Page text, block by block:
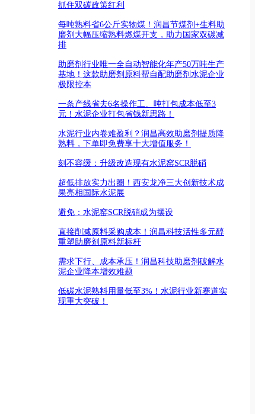
抓住双碳政策红利
每吨熟料省6公斤实物煤！润昌节煤剂+生料助
磨剂大幅压缩熟料燃煤开支，助力国家双碳减
排
助磨剂行业唯一全自动智能化年产50万吨生产
基地！这款助磨剂原料帮自配助磨剂水泥企业
极限控本
一条产线省去6名操作工、吨打包成本低至3
元！水泥企业打包省钱新思路！
水泥行业内卷难盈利？润昌高效助磨剂提质降
熟料，下单即免费享十大增值服务！
刻不容缓：升级改造现有水泥窑SCR脱硝
超低排放实力出圈！西安龙净三大创新技术成
果亮相国际水泥展
避免：水泥窑SCR脱硝成为摆设
直接削减原料采购成本！润昌科技活性多元醇
重塑助磨剂原料新标杆
需求下行、成本承压！润昌科技助磨剂破解水
泥企业降本增效难题
低碳水泥熟料用量低至3%！水泥行业新赛道实
现重大突破！